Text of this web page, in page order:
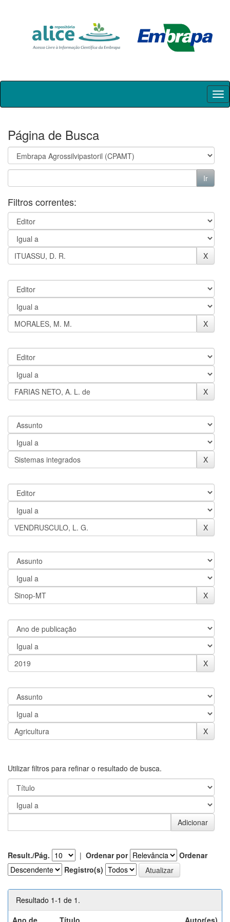
Skip
Página de Busca
Filtros correntes:
Utilizar filtros para refinar o resultado de busca.
Result./Pág. | Ordenar por
Ordenar
Registro(s)
Resultado 1-1 de 1.
Ano de
Título Autor(es)